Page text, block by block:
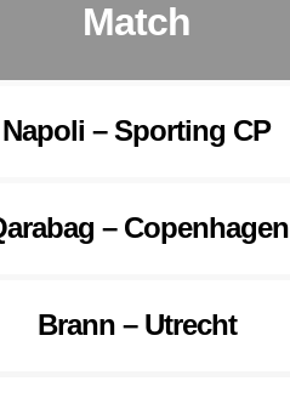
Match
Napoli – Sporting CP
– Copenhagen
Brann – Utrecht